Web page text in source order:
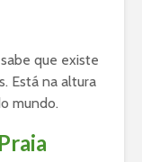
que existe
Está na altura
mundo.